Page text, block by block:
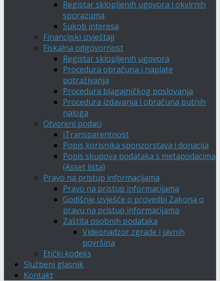
Registar sklopljenih ugovora i okvirnih
sporazuma
Sukob interesa
Financijski izvještaji
Fiskalna odgovornost
Registar sklopljenih ugovora
Procedura obračuna i naplate
potraživanja
Procedura blagajničkog poslovanja
Procedura izdavanja i obračuna putnih
naloga
Otvoreni podaci
iTransparentnost
Popis korisnika sponzorstava i donacija
Popis skupova podataka s metapodacima
(Asset lista)
Pravo na pristup informacijama
Pravo na pristup informacijama
Godišnje izvješće o provedbi Zakona o
pravu na pristup informacijama
Zaštita osobnih podataka
Videonadzor zgrade i javnih
površina
Etički kodeks
Službeni glasnik
Kontakt